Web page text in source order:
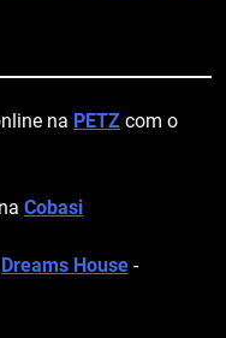
na PETZ com o
Cobasi
Dreams House -